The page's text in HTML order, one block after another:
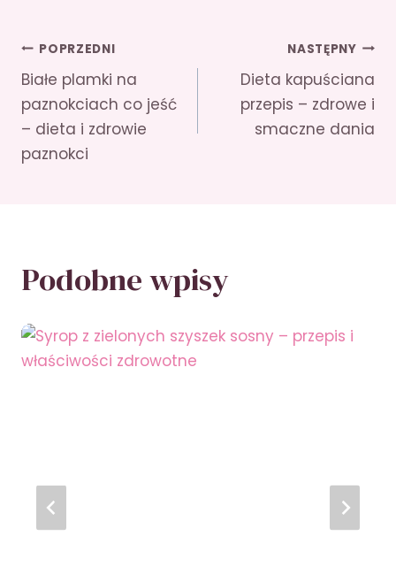
Nawigacja
wpisu
POPRZEDNI
Białe plamki na
paznokciach co jeść
– dieta i zdrowie
paznokci
NASTĘPNY
Dieta kapuściana
przepis – zdrowe i
smaczne dania
Podobne wpisy